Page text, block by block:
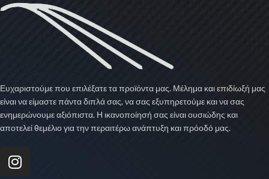
Ευχαριστούμε που επιλέξατε τα προϊόντα μας. Μέλημα και επιδίωξή μας
είναι να είμαστε πάντα διπλά σας, να σας εξυπηρετούμε και να σας
ενημερώνουμε αξιόπιστα. Η ικανοποίησή σας είναι ουσιώδης και
αποτελεί θεμέλιο για την περαιτέρω ανάπτυξη και πρόοδό μας.